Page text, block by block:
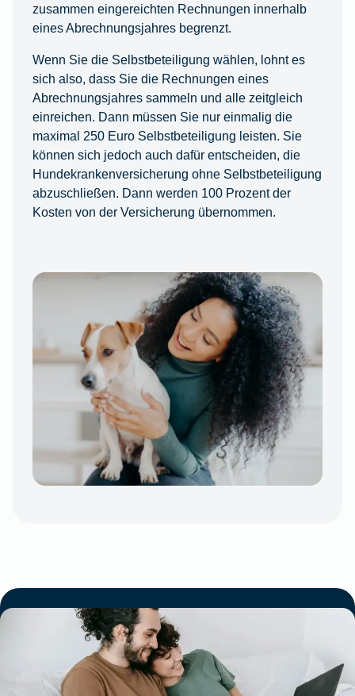
zusammen eingereichten Rechnungen innerhalb
eines Abrechnungsjahres begrenzt.
Wenn Sie die Selbstbeteiligung wählen, lohnt es
sich also, dass Sie die Rechnungen eines
Abrechnungsjahres sammeln und alle zeitgleich
einreichen. Dann müssen Sie nur einmalig die
maximal 250 Euro Selbstbeteiligung leisten. Sie
können sich jedoch auch dafür entscheiden, die
Hundekrankenversicherung ohne Selbstbeteiligung
abzuschließen. Dann werden 100 Prozent der
Kosten von der Versicherung übernommen.